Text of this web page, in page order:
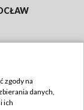
zgody na
danych,
ich